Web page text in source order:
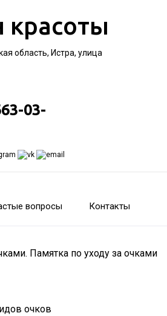
красоты
область, Истра, улица
03-
вопросы Контакты
Памятка по уходу за очками
очков